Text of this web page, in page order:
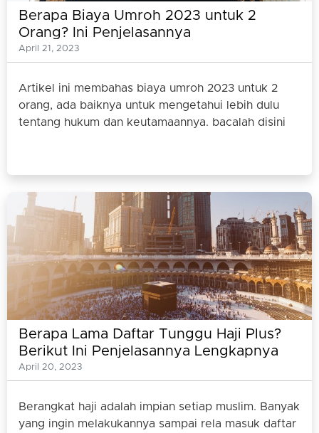
Berapa Biaya Umroh 2023 untuk 2
Orang? Ini Penjelasannya
April 21, 2023
Artikel ini membahas biaya umroh 2023 untuk 2
orang, ada baiknya untuk mengetahui lebih dulu
tentang hukum dan keutamaannya. bacalah disini
Berapa Lama Daftar Tunggu Haji Plus?
Berikut Ini Penjelasannya Lengkapnya
April 20, 2023
Berangkat haji adalah impian setiap muslim. Banyak
yang ingin melakukannya sampai rela masuk daftar